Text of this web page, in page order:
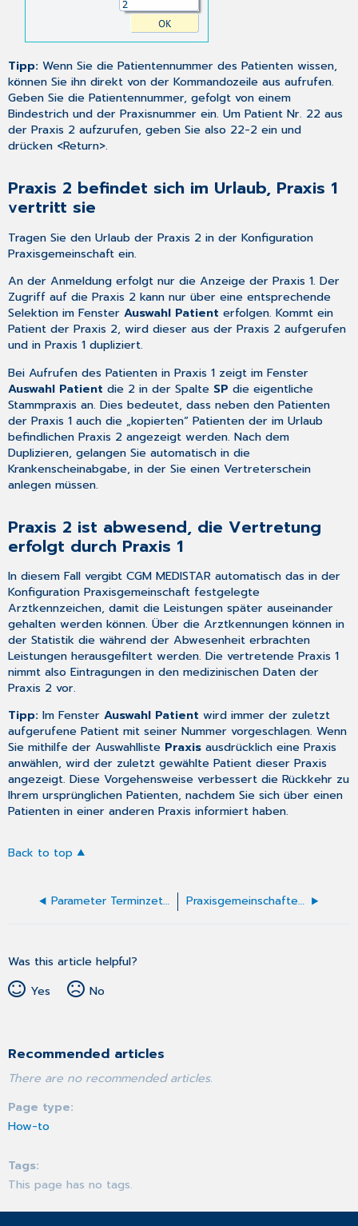
Tipp:Wenn Sie die Patientennummer des Patienten wissen,
können Sie ihn direkt von der Kommandozeile aus aufrufen.
Geben Sie die Patientennummer, gefolgt von einem
Bindestrich und der Praxisnummer ein. Um Patient Nr. 22 aus
der Praxis 2 aufzurufen, geben Sie also 22-2 ein und
drücken <Return>.
Praxis 2 befindet sich im Urlaub, Praxis 1
vertritt sie
Tragen Sie den Urlaub der Praxis 2 in derKonfiguration
Praxisgemeinschaft ein.
An der Anmeldung erfolgt nur die Anzeige der Praxis 1. Der
Zugriff auf die Praxis 2 kann nur über eine entsprechende
Selektion im FensterAuswahl Patient erfolgen. Kommt ein
Patient der Praxis 2, wird dieser aus der Praxis 2 aufgerufen
und in Praxis 1dupliziert.
Bei Aufrufen des Patienten in Praxis 1 zeigt im Fenster
Auswahl Patient die 2 in der Spalte SP die eigentliche
Stammpraxis an. Dies bedeutet, dass neben den Patienten
der Praxis 1 auch die „kopierten“ Patienten der im Urlaub
befindlichen Praxis 2 angezeigt werden. Nach dem
Duplizieren, gelangen Sie automatisch in die
Krankenscheinabgabe, in der Sie einen Vertreterschein
anlegen müssen.
Praxis 2 ist abwesend, die Vertretung
erfolgt durch Praxis 1
In diesem Fall vergibt CGM MEDISTAR automatisch das in der
Konfiguration Praxisgemeinschaft festgelegte
Arztkennzeichen, damit die Leistungen später auseinander
gehalten werden können. Über die Arztkennungen können in
der Statistik die während der Abwesenheit erbrachten
Leistungen herausgefiltert werden. Die vertretende Praxis 1
nimmt also Eintragungen in den medizinischen Daten der
Praxis 2 vor.
Tipp:Im FensterAuswahl Patient wird immer der zuletzt
aufgerufene Patient mit seiner Nummer vorgeschlagen. Wenn
Sie mithilfe der Auswahlliste Praxis ausdrücklich eine Praxis
anwählen, wird der zuletzt gewählte Patient dieser Praxis
angezeigt. Diese Vorgehensweise verbessert die Rückkehr zu
Ihrem ursprünglichen Patienten, nachdem Sie sich über einen
Patienten in einer anderen Praxis informiert haben.
Back to top
Parameter Terminzettel Praxisgemeinschaften - Allgemeine Informationen
Was this article helpful?
Yes
No
Recommended articles
There are no recommended articles.
Page type
How-to
Tags
This page has no tags.